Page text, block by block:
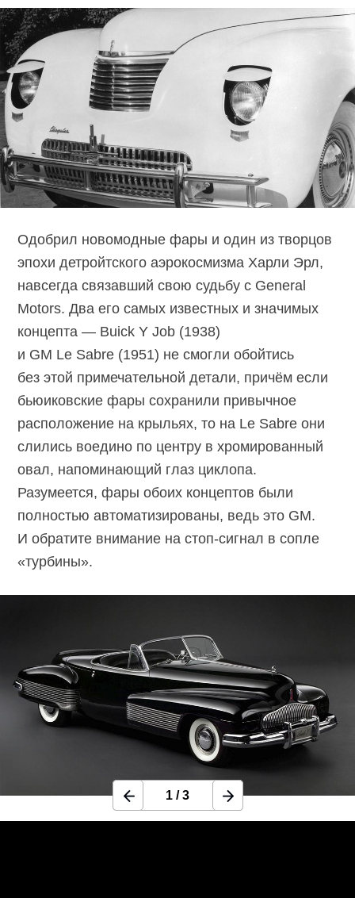
Одобрил новомодные фары и один из творцов
эпохи детройтского аэрокосмизма Харли Эрл,
навсегда связавший свою судьбу с General
Motors. Два его самых известных и значимых
концепта — Buick Y Job (1938)
и GM Le Sabre (1951) не смогли обойтись
без этой примечательной детали, причём если
бьюиковские фары сохранили привычное
расположение на крыльях, то на Le Sabre они
слились воедино по центру в хромированный
овал, напоминающий глаз циклопа.
Разумеется, фары обоих концептов были
полностью автоматизированы, ведь это GM.
И обратите внимание настоп-сигнал в сопле
«турбины».
1 /3